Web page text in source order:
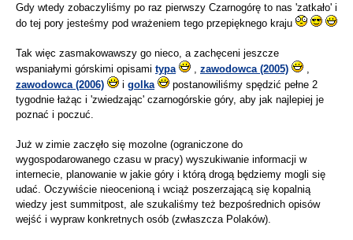
Gdy wtedy zobaczyliśmy po raz pierwszy Czarnogórę to nas 'zatkało' i
do tej pory jesteśmy pod wrażeniem tego przepięknego kraju
Tak więc zasmakowawszy go nieco, a zachęceni jeszcze
wspaniałymi górskimi opisami typa zawodowca (2005)
zawodowca (2006)
i golka
postanowiliśmy spędzić pełne 2
tygodnie łażąc i 'zwiedzając' czarnogórskie góry, aby jak najlepiej je
poznać i poczuć.
Już w zimie zaczęło się mozolne (ograniczone do
wygospodarowanego czasu w pracy) wyszukiwanie informacji w
internecie, planowanie w jakie góry i którą drogą będziemy mogli się
udać. Oczywiście nieocenioną i wciąż poszerzającą się kopalnią
wiedzy jest summitpost, ale szukaliśmy też bezpośrednich opisów
wejść i wypraw konkretnych osób (zwłaszcza Polaków).